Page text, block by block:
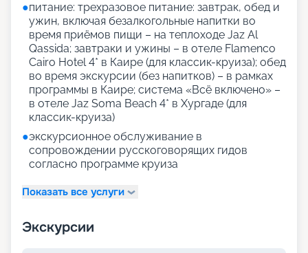
●питание: трехразовое питание: завтрак, обед и
ужин, включая безалкогольные напитки во
время приёмов пищи – на теплоходе Jaz Al
Qassida; завтраки и ужины – в отеле Flamenco
Cairo Hotel 4* в Каире (для классик-круиза); обед
во время экскурсии (без напитков) – в рамках
программы в Каире; система «Всё включено» –
в отеле Jaz Soma Beach 4* в Хургаде (для
классик-круиза)
●экскурсионное обслуживание в
сопровождении русскоговорящих гидов
согласно программе круиза
Показать все услуги
Экскурсии